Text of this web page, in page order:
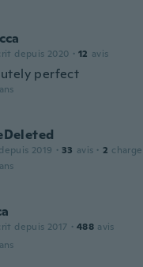
depuis 2020 · 12 avis
perfect
2019 · 33 avis · 2
depuis 2017 · 488 avis